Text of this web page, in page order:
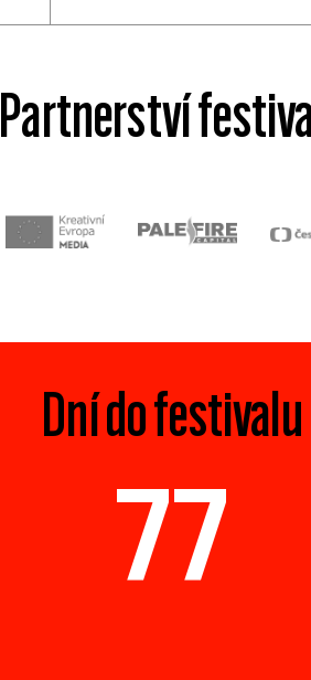
Partnerství
Dní do festivalu
77